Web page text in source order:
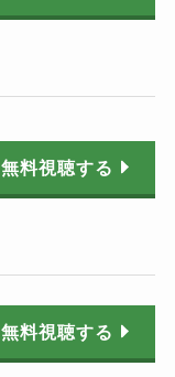
無料視聴する
無料視聴する